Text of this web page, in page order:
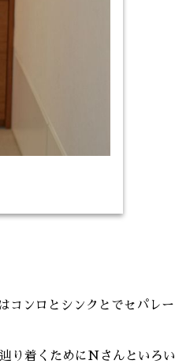
コンロとシンクとでセパレー
り着くためにNさんといろい